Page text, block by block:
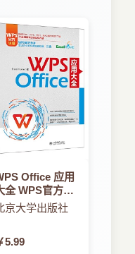
如果你希望在
的R基础包中
。你可以在线访
，R的基础没
确实有所改
结构大致保持
已得到很大改
助你了解对象
构，并为理解
Office 应用
全 WPS官方认
、金山高级副
裁庄湧作序
供2016-2021
京大学出版社
5.99